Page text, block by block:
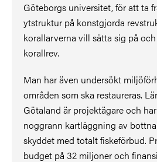
Göteborgs universitet, för att ta
ytstruktur på konstgjorda
korallarverna vill sätta sig på
korallrev.
Man har även undersökt
områden som ska restaureras.
Götaland är projektägare och
noggrann kartläggning av
skyddet med totalt fiskeförbud.
budget på 32 miljoner och